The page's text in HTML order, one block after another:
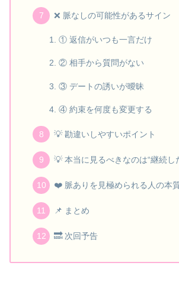
❌ 脈なしの可能性があるサイン
① 返信がいつも一言だけ
② 相手から質問がない
③ デートの誘いが曖昧
④ 約束を何度も変更する
💡 勘違いしやすいポイント
💡 本当に見るべきなのは“継続し
❤️ 脈ありを見極められる人の本
📌 まとめ
🔜 次回予告